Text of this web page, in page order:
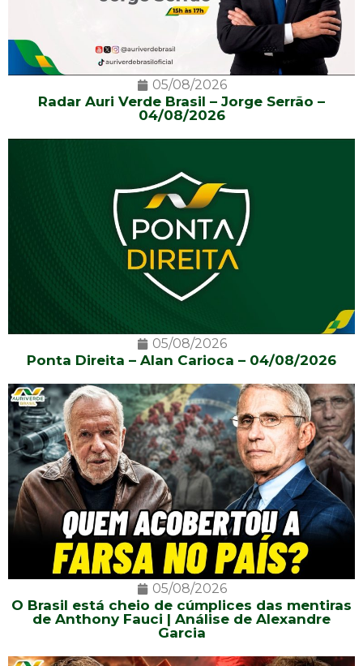
05/08/2026
Radar Auri Verde Brasil – Jorge Serrão –
04/08/2026
05/08/2026
Ponta Direita – Alan Carioca – 04/08/2026
05/08/2026
O Brasil está cheio de cúmplices das mentiras
de Anthony Fauci | Análise de Alexandre
Garcia